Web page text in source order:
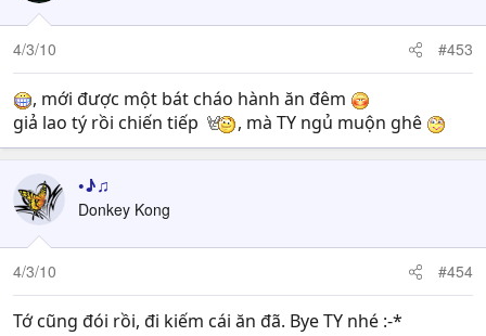
4/3/10 #453
, mới được một bát cháo hành ăn đêm
giả lao tý rồi chiến tiếp
, mà TY ngủ muộn ghê
•♪♫
Donkey Kong
4/3/10 #454
Tớ cũng đói rồi, đi kiếm cái ăn đã. Bye TY nhé :-*